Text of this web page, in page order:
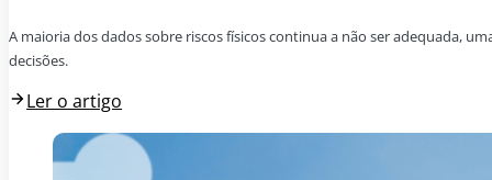
A maioria dos dados sobre riscos físicos continua a não ser adequada,
decisões.
Ler o artigo